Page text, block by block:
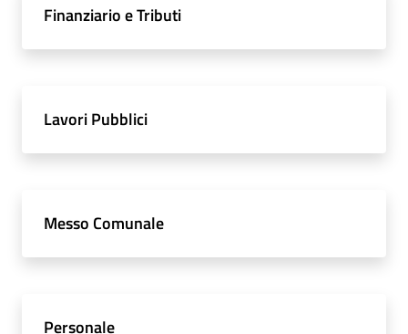
Finanziario e Tributi
Lavori Pubblici
Messo Comunale
Personale